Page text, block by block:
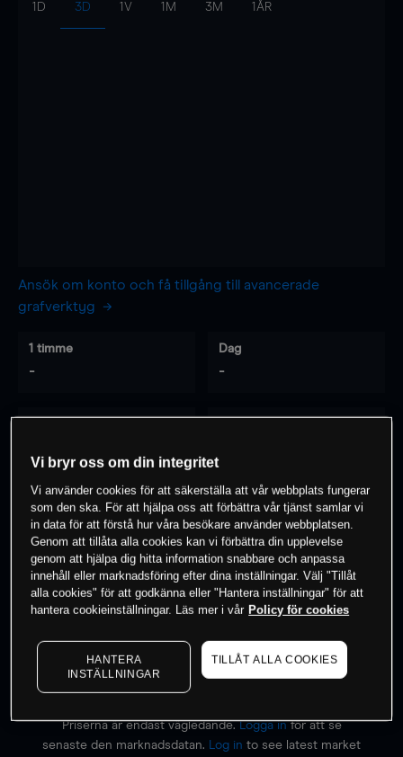
1D 3D 1V 1M 3M 1ÅR
Ansök om konto och få tillgång till avancerade
grafverktyg
1 timme
-
Dag
-
0% av kunderna har en position i detta
instrument
Börja handla
Priserna är endast vägledande.Logga inför att se
senaste den marknadsdatan.
Log in to see latest market
Vi bryr oss om din integritet
Vi använder cookies för att säkerställa att vår webbplats fungerar
som den ska. För att hjälpa oss att förbättra vår tjänst samlar vi
in data för att förstå hur våra besökare använder webbplatsen.
Genom att tillåta alla cookies kan vi förbättra din upplevelse
genom att hjälpa dig hitta information snabbare och anpassa
innehåll eller marknadsföring efter dina inställningar. Välj "Tillåt
alla cookies" för att godkänna eller "Hantera inställningar" för att
hantera cookieinställningar. Läs mer i vår Policy för cookies
HANTERA
INSTÄLLNINGAR
TILLÅT ALLA COOKIES